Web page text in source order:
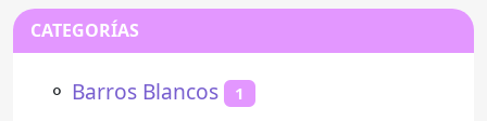
CATEGORÍAS
⚬ Barros Blancos 1